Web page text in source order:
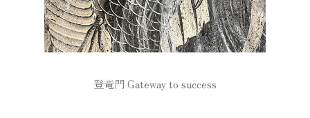
登竜門 Gateway to success